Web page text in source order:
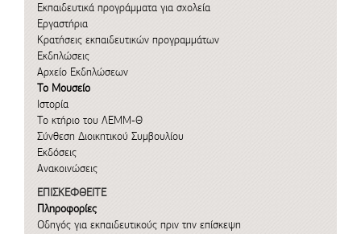
Εκπαιδευτικά προγράμματα για σχολεία
Εργαστήρια
Κρατήσεις εκπαιδευτικών προγραμμάτων
Εκδηλώσεις
Αρχείο Εκδηλώσεων
Το Μουσείο
Ιστορία
Το κτήριο του ΛΕΜΜ-Θ
Σύνθεση Διοικητικού Συμβουλίου
Εκδόσεις
Ανακοινώσεις
ΕΠΙΣΚΕΦΘΕΙΤΕ
Πληροφορίες
Οδηγός για εκπαιδευτικούς πριν την επίσκεψη